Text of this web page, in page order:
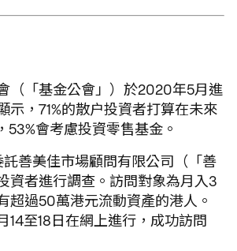
（「基金公會」）於2020年5月進
示，71%的散户投資者打算在未來
53%會考慮投資零售基金。
善美佳市場顧問有限公司（「善
資者進行調查。訪問對象為月入3
超過50萬港元流動資產的港人。
14至18日在網上進行，成功訪問